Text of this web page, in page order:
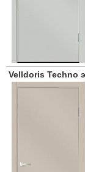
Velldoris Techno